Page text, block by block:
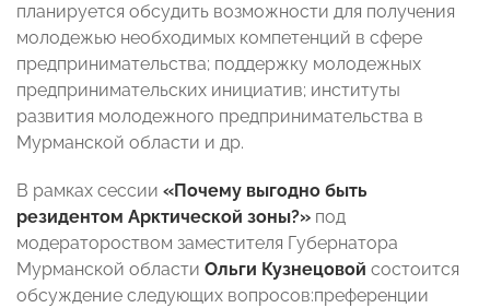
планируется обсудить возможности для получения
молодежью необходимых компетенций в сфере
предпринимательства; поддержку молодежных
предпринимательских инициатив; институты
развития молодежного предпринимательства в
Мурманской области и др.
В рамках сессии «Почему выгодно быть
резидентом Арктической зоны?» под
модератороством заместителя Губернатора
Мурманской области Ольги Кузнецовой состоится
обсуждение следующих вопросов:преференции